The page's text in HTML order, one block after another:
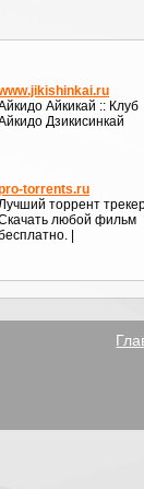
Айкикай :: Клуб
Дзикисинкай
torrents.ru
торрент
любой фильм
|